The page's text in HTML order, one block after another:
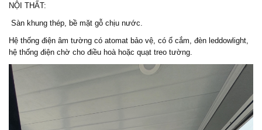
NỘI THẤT:
Sàn khung thép, bề mặt gỗ chịu nước.
Hệ thống điện âm tường có atomat bảo vệ, có ổ cắm, đèn leddowlight,
hệ thống điện chờ cho điều hoà hoặc quạt treo tường.